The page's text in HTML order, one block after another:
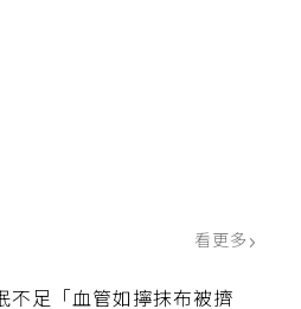
看更多